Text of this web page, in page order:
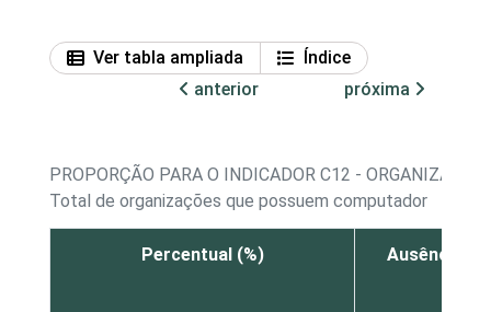
Ver tabla ampliada
Índice
anterior
próxima
PROPORÇÃO PARA O INDICADOR C12 -
Total de organizações que possuem computador
Percentual (%) Ausência